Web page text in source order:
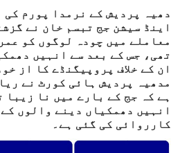
دھیہ پردیش کے نرمدا پورم
اینڈ سیشن جج تبسم خان نے
معاملے میں چودہ لوگوں کو
تھی، جس کے بعد سے انہیں
ان کے خلاف پروپیگنڈے کا از
مدھیہ پردیش ہائی کورٹ نے
ہے کہ جج کے بارے میں نا زیبا
انہیں دھمکیاں دینے والوں کے
کارروائی کی گئی ہے۔